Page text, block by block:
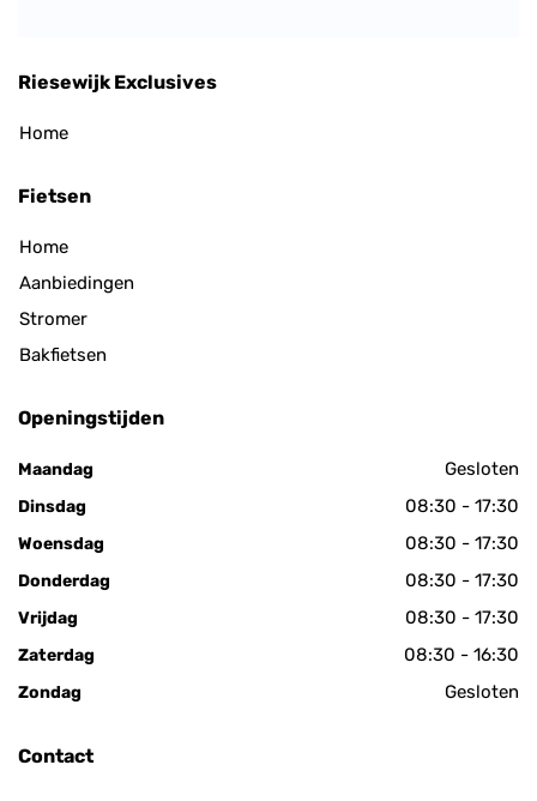
Riesewijk Exclusives
Home
Fietsen
Home
Aanbiedingen
Stromer
Bakfietsen
Openingstijden
Maandag Gesloten
Dinsdag 08:30 - 17:30
Woensdag 08:30 - 17:30
Donderdag 08:30 - 17:30
Vrijdag 08:30 - 17:30
Zaterdag 08:30 - 16:30
Zondag Gesloten
Contact